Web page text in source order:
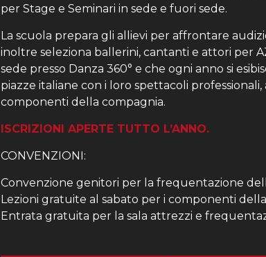
per Stage e Seminari in sede e fuori sede.
La scuola prepara gli allievi per affrontare
inoltre seleziona ballerini, cantanti e attori per
sede presso Danza 360° e che ogni anno si
piazze italiane con i loro spettacoli
componenti della compagnia.
ISCRIZIONI APERTE TUTTO L’ANNO.
CONVENZIONI:
Convenzione genitori per la frequentazione
Lezioni gratuite al sabato per i componenti
Entrata gratuita per la sala attrezzi e